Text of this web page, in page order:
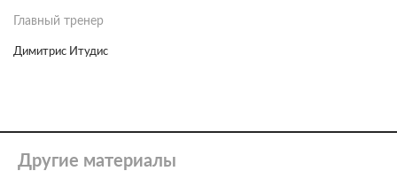
Главный тренер
Димитрис Итудис
Другие материалы